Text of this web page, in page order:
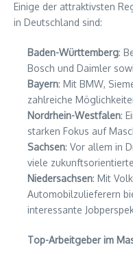
Einige der attraktivsten
in Deutschland sind:
Baden-Württemberg:
Bosch und Daimler
Bayern: Mit BMW,
zahlreiche
Nordrhein-Westfalen:
starken Fokus auf
Sachsen: Vor allem in
viele
Niedersachsen: Mit
Automobilzulieferern
interessante
Top-Arbeitgeber im